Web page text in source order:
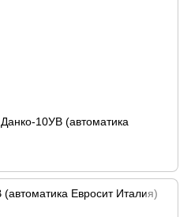
10УВ (автоматика